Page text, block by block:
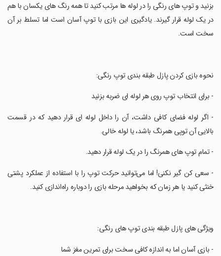
بزنید و توپ های رنگی را در لوله ها مرتب کنید تا همه رنگ های یکسان با هم
در یک لوله قرار گیرند. یادگیری این بازی با توپ آسان است اما تسلط بر آن
سخت است.
‏نحوه بازی کردن پازل طبقه بندی توپ رنگی:
‏- برای انتخاب توپ روی هر لوله ای ضربه بزنید
‏- اگر لوله فضای کافی داشت، آن را داخل لوله ای قرار دهید که در قسمت
بالایی آن توپی همرنگ باشد، یا لوله خالی.
‏- تمام توپ های همرنگ را در یک لوله قرار دهید.
‏- سعی کن گیر نکنی! اما می‌توانید حرکت توپ را با استفاده از عملکرد پشتی
خنثی کنید یا هر زمان که بخواهید مرحله بازی را دوباره راه‌اندازی کنید.
‏ویژگی های پازل طبقه بندی توپ های رنگی:
‏- بازی آسان اما به اندازه کافی سخت برای تمرین مغز شما